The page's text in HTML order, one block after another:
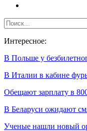
Интересное:
В Польше у
В Италии в кабине
Обещают зарплату в
В Беларуси ожидают
Ученые нашли новый